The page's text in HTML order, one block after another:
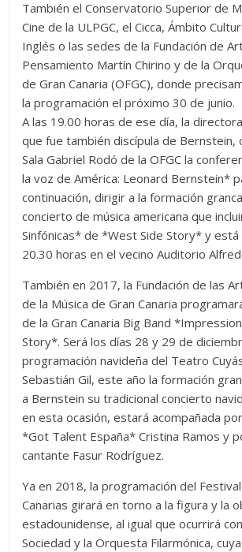
También el Conservatorio Superior de
Cine de la ULPGC, el Cicca, Ámbito
Inglés o las sedes de la Fundación de
Pensamiento Martín Chirino y de la
de Gran Canaria (OFGC), donde
la programación el próximo 30 de junio.
A las 19.00 horas de ese día, la
que fue también discípula de Bernstein,
Sala Gabriel Rodó de la OFGC la
la voz de América: Leonard Bernstein*
continuación, dirigir a la formación
concierto de música americana que
Sinfónicas* de *West Side Story* y
20.30 horas en el vecino Auditorio
También en 2017, la Fundación de las
de la Música de Gran Canaria
de la Gran Canaria Big Band
Story*. Será los días 28 y 29 de
programación navideña del Teatro
Sebastián Gil, este año la formación
a Bernstein su tradicional concierto
en esta ocasión, estará acompañada
*Got Talent España* Cristina Ramos y
cantante Fasur Rodríguez.
Ya en 2018, la programación del
Canarias girará en torno a la figura y la
estadounidense, al igual que ocurrirá
Sociedad y la Orquesta Filarmónica,